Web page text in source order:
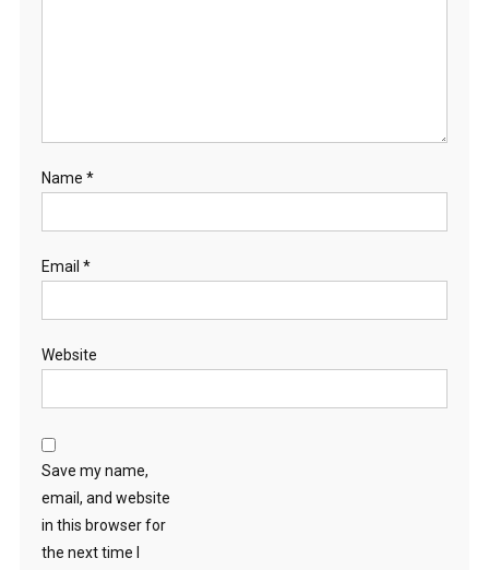
Name *
Email *
Website
Save my name,
email, and website
in this browser for
the next time I